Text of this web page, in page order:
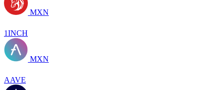
MXN
1INCH
MXN
AAVE